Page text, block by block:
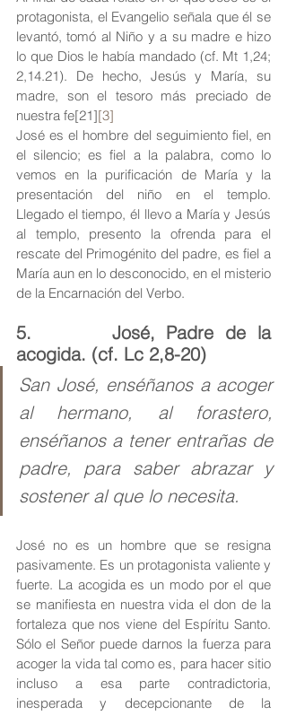
protagonista, el Evangelio señala que él se
levantó, tomó al Niño y a su madre e hizo
lo que Dios le había mandado (cf. Mt 1,24;
2,14.21). De hecho, Jesús y María, su
madre, son el tesoro más preciado de
nuestra fe[21][3]
José es el hombre del seguimiento fiel, en
el silencio; es fiel a la palabra, como lo
vemos en la purificación de María y la
presentación del niño en el templo.
Llegado el tiempo, él llevo a María y Jesús
al templo, presento la ofrenda para el
rescate del Primogénito del padre, es fiel a
María aun en lo desconocido, en el misterio
de la Encarnación del Verbo.
5.       José, Padre de la
acogida. (cf. Lc 2,8-20)
San José, enséñanos a acoger
al hermano, al forastero,
enséñanos a tener entrañas de
padre, para saber abrazar y
sostener al que lo necesita.
José no es un hombre que se resigna
pasivamente. Es un protagonista valiente y
fuerte. La acogida es un modo por el que
se manifiesta en nuestra vida el don de la
fortaleza que nos viene del Espíritu Santo.
Sólo el Señor puede darnos la fuerza para
acoger la vida tal como es, para hacer sitio
incluso a esa parte contradictoria,
inesperada y decepcionante de la